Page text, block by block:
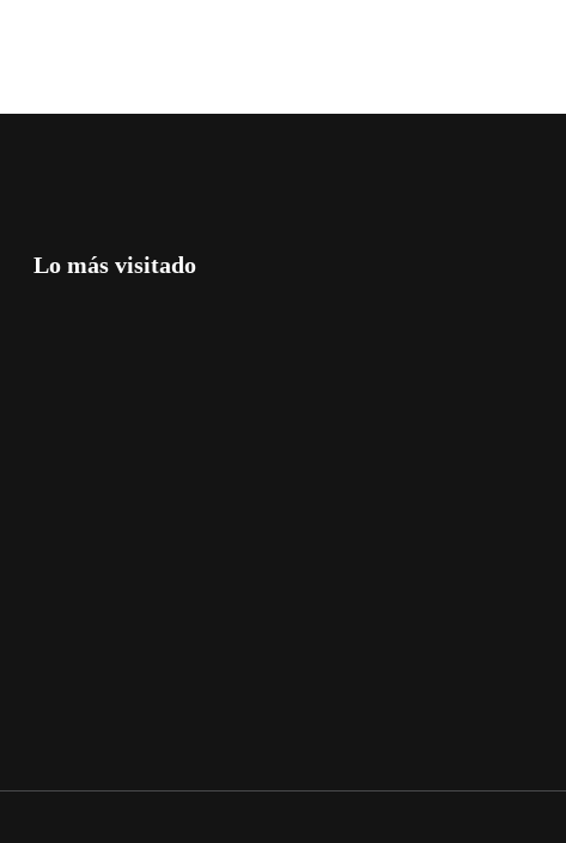
Lo más visitado